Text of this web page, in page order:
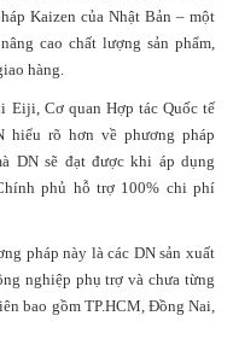
Kaizen của Nhật Bản – một
cao chất lượng sản phẩm,
hàng.
Eiji, Cơ quan Hợp tác Quốc tế
hiểu rõ hơn về phương pháp
DN sẽ đạt được khi áp dụng
phủ hỗ trợ 100% chi phí
pháp này là các DN sản xuất
nghiệp phụ trợ và chưa từng
bao gồm TP.HCM, Đồng Nai,